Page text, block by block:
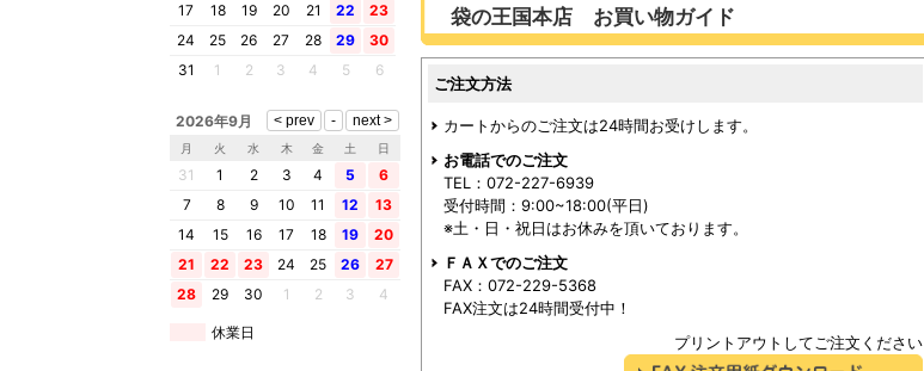
袋の王国本店 お買い物ガイド
ご注文方法
カートからのご注文は24時間お受けします。
お電話でのご注文
TEL：072-227-6939
受付時間：9:00~18:00(平日)
※土・日・祝日はお休みを頂いております。
ＦＡＸでのご注文
FAX：072-229-5368
FAX注文は24時間受付中！
プリントアウトしてご注文ください
17
18 19 20 21 22
23
24
25 26 27 28 29
30
31
1 2 3 4 5 6
2026年9月
月 火 水 木 金 土 日
31 1 2 3 4 5
6
7
8 9 10 11 12
13
14
15 16 17 18 19
20
21
22 23 24 25 26
27
28
29 30 1 2 3 4
休業日